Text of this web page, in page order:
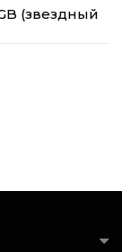
(звездный